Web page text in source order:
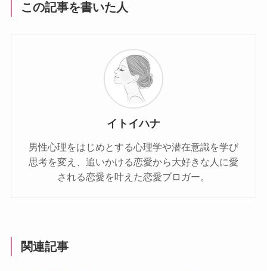
この記事を書いた人
イトイハナ
男性心理をはじめとする心理学や潜在意識を学び
思考を変え、追いかける恋愛から大好きな人に愛
される恋愛を叶えた恋愛ブロガー。
関連記事